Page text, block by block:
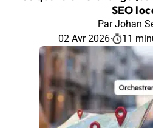
SEO
Par Johan
02 Avr 2026· 11